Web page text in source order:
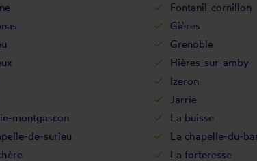
Fontanil-cornillon
Gières
Grenoble
Hières-sur-amby
Izeron
Jarrie
montgascon La buisse
de-surieu La chapelle-du-
La forteresse